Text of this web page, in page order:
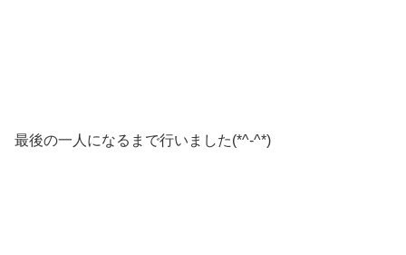
最後の一人になるまで行いました(*^-^*)